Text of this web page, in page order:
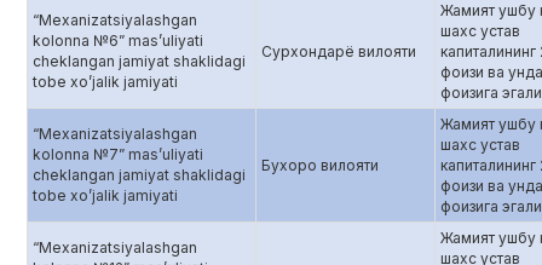
“Mexanizatsiyalashgan
kolonna №6” mas’uliyati
cheklangan jamiyat shaklidagi
tobe xo’jalik jamiyati
Сурхондарё вилояти
Жамият ушбу
шахс устав
капиталининг
фоизи ва
фоизига
“Mexanizatsiyalashgan
kolonna №7” mas’uliyati
cheklangan jamiyat shaklidagi
tobe xo’jalik jamiyati
Бухоро вилояти
Жамият ушбу
шахс устав
капиталининг
фоизи ва
фоизига
“Mexanizatsiyalashgan
Жамият ушбу
шахс устав